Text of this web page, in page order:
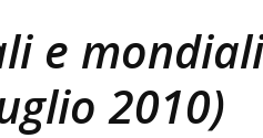
e
2010)